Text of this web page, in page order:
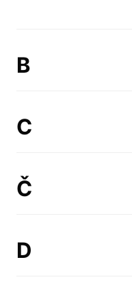
B
C
Č
D